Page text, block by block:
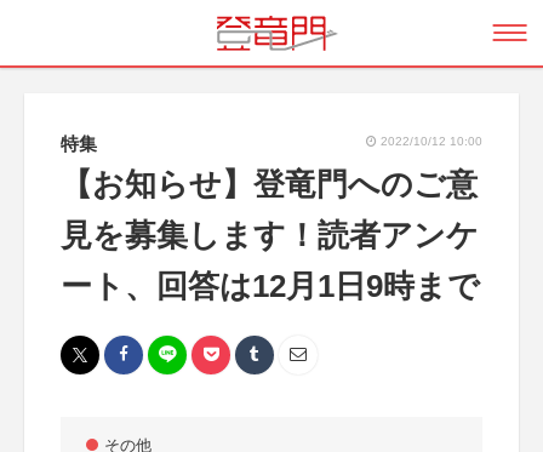
特集 2022/10/12 10:00
【お知らせ】登竜門へのご意
見を募集します！読者アンケ
ート、回答は12月1日9時まで
その他